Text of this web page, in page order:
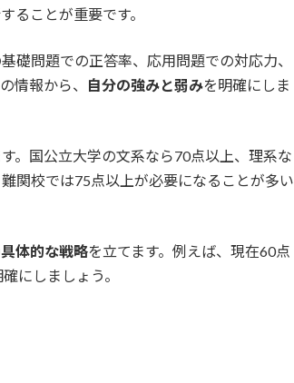
ることが重要です。
礎問題での正答率、応用問題での対応力、
情報から、
自分の強みと弱みを明確にしま
す。国公立大学の文系なら70点以上、理系な
関校では75点以上が必要になることが多い
具体的な戦略を立てます。例えば、現在60点
にしましょう。